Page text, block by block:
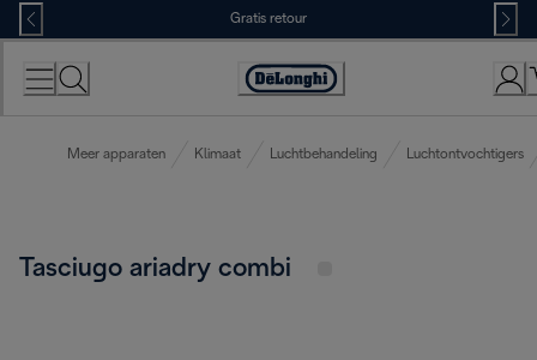
Skip
to
Content
Gratis retour
Accessibility
Meer apparaten Klimaat Luchtbehandeling Luchtontvochtigers
Tasciugo ariadry combi